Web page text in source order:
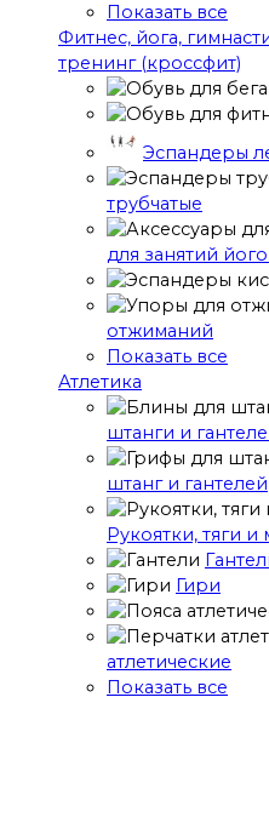
Показать все
Фитнес, йога,
тренинг (кроссфит)
Эспандеры
трубчатые
для занятий
отжиманий
Показать все
Атлетика
штанги и
штанг и гантелей
Рукоятки, тяги
Гири
атлетические
Показать все